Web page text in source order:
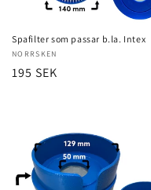
Spafilter som passar b.la. Intex
Säljare:
NORRSKEN
Ordinarie
195 SEK